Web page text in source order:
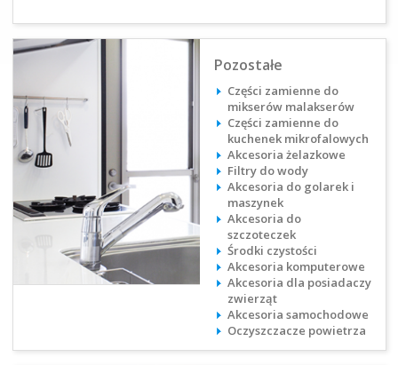
Pozostałe
Części zamienne do
mikserów malakserów
Części zamienne do
kuchenek mikrofalowych
Akcesoria żelazkowe
Filtry do wody
Akcesoria do golarek i
maszynek
Akcesoria do
szczoteczek
Środki czystości
Akcesoria komputerowe​
Akcesoria dla posiadaczy
zwierząt​
Akcesoria samochodowe​
Oczyszczacze powietrza